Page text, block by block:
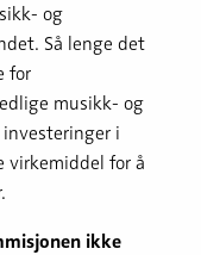
og
Så lenge det
for
musikk- og
i
for å
ikke